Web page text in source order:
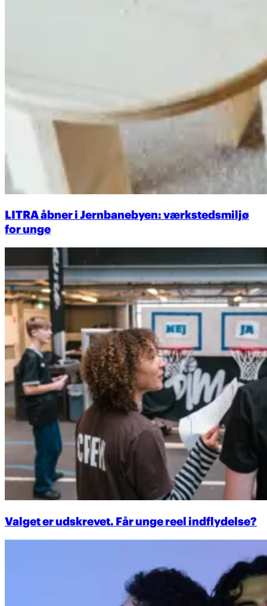
LITRA åbner i Jernbanebyen: værkstedsmiljø
for unge
Valget er udskrevet. Får unge reel indflydelse?